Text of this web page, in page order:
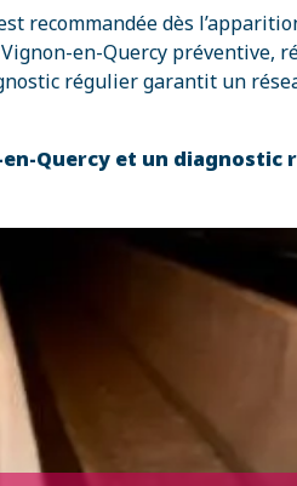
recommandée dès
en-Quercy
régulier garantit un
Quercy et un diagnostic